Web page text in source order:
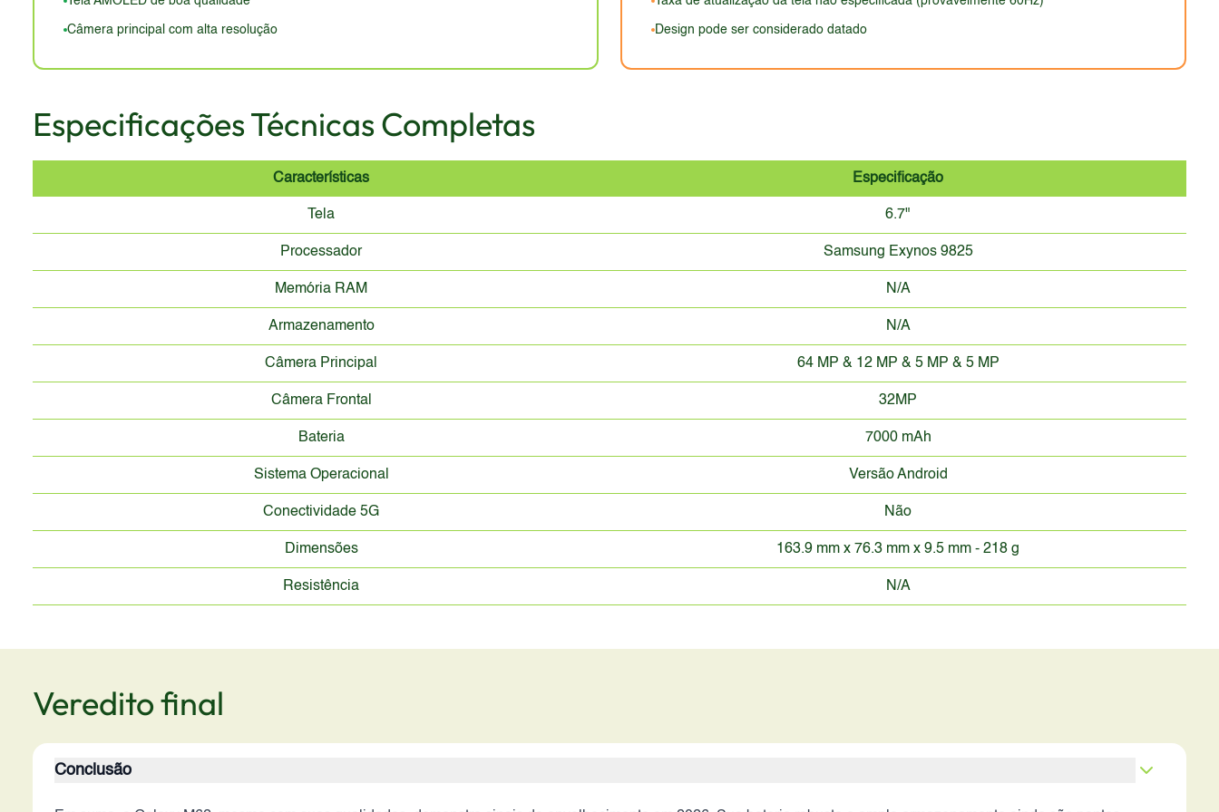
Câmera principal com alta resolução Design pode ser considerado datado
Especificações Técnicas Completas
Características Especificação
Tela 6.7"
Processador Samsung Exynos 9825
Memória RAM N/A
Armazenamento N/A
Câmera Principal 64 MP & 12 MP & 5 MP & 5 MP
Câmera Frontal 32MP
Bateria 7000 mAh
Sistema Operacional Versão Android
Conectividade 5G Não
Dimensões 163.9 mm x 76.3 mm x 9.5 mm - 218 g
Resistência N/A
Veredito final
Conclusão